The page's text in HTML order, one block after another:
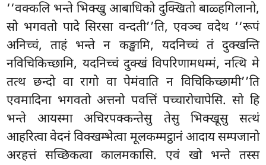
‘‘वक्कलि भन्ते भिक्खु आबाधिको दुक्खितो बाळ्हगिलानो,
सो भगवतो पादे सिरसा वन्दती’’ति, एवञ्च वदेथ ‘‘रूपं
अनिच्चं, ताहं भन्ते न कङ्खामि, यदनिच्चं तं दुक्खन्ति
नविचिकिच्छामि, यदनिच्चं दुक्खं विपरिणामधम्मं, नत्थि मे
तत्थ छन्दो वा रागो वा पेमंवाति न विचिकिच्छामी’’ति
एवमादिना भगवतो अत्तनो पवत्तिं पच्चारोचापेसि. सो हि
भन्ते आयस्मा अचिरपक्कन्तेसु तेसु भिक्खूसु सत्थं
आहरित्वा वेदनं विक्खम्भेत्वा मूलकम्मट्ठानं आदाय सम्पजानो
अरहत्तं सच्छिकत्वा कालमकासि. एवं खो भन्ते तस्स